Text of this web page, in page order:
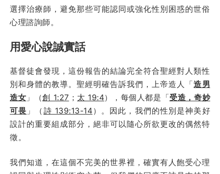
選擇治療師，避免那些可能認同或強化性別困惑的世俗
心理諮詢師。
用愛心說誠實話
基督徒會發現，這份報告的結論完全符合聖經對人類性
別和身體的教導。聖經明確告訴我們，上帝造人「造男
造女 」（創 1:27 ； 太 19:4），每個人都是「受造，奇妙
可畏 」（ 詩 139:13-14）。因此，我們的性別是神美好
設計的重要組成部分，絕非可以隨心所欲更改的偶然特
徵。
我們知道，在這個不完美的世界裡，確實有人飽受心理